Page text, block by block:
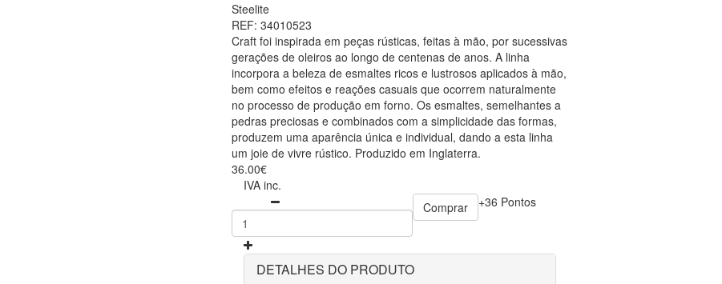
Steelite
REF: 34010523
Craft foi inspirada em peças rústicas, feitas à mão, por sucessivas
gerações de oleiros ao longo de centenas de anos. A linha
incorpora a beleza de esmaltes ricos e lustrosos aplicados à mão,
bem como efeitos e reações casuais que ocorrem naturalmente
no processo de produção em forno. Os esmaltes, semelhantes a
pedras preciosas e combinados com a simplicidade das formas,
produzem uma aparência única e individual, dando a esta linha
um joie de vivre rústico. Produzido em Inglaterra.
36.00€
IVA inc.
Comprar
+36 Pontos
DETALHES DO PRODUTO